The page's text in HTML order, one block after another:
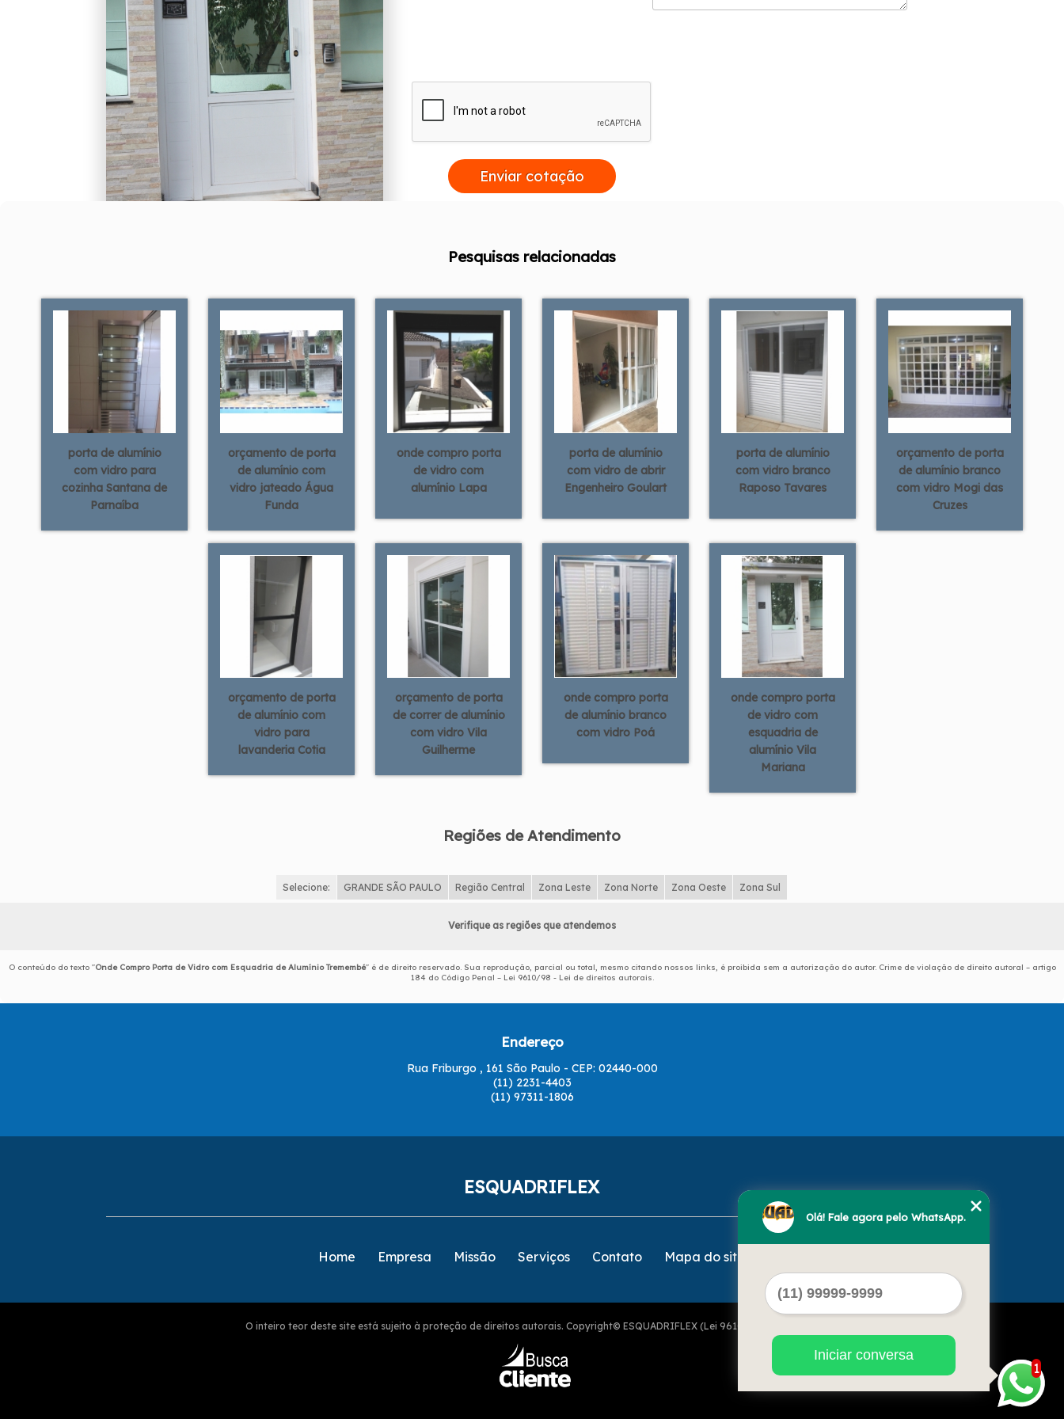
Enviar cotação
Pesquisas relacionadas
porta de alumínio
com vidro para
cozinha Santana de
Parnaíba
orçamento de porta
de alumínio com
vidro jateado Água
Funda
onde compro porta
de vidro com
alumínio Lapa
porta de alumínio
com vidro de abrir
Engenheiro Goulart
porta de alumínio
com vidro branco
Raposo Tavares
orçamento de porta
de alumínio branco
com vidro Mogi das
Cruzes
orçamento de porta
de alumínio com
vidro para
lavanderia Cotia
orçamento de porta
de correr de alumínio
com vidro Vila
Guilherme
onde compro porta
de alumínio branco
com vidro Poá
onde compro porta
de vidro com
esquadria de
alumínio Vila
Mariana
Regiões de Atendimento
Selecione: GRANDE SÃO PAULO Região Central Zona Leste Zona Norte Zona Oeste Zona Sul
Verifique as regiões que atendemos
O conteúdo do texto "Onde Compro Porta de Vidro com Esquadria de Alumínio Tremembé" é de direito reservado. Sua reprodução, parcial ou total, mesmo citando nossos links, é proibida sem a autorização do autor. Crime de violação de direito autoral – artigo
184 do Código Penal – Lei 9610/98 - Lei de direitos autorais.
Endereço
Rua Friburgo , 161 São Paulo - CEP: 02440-000
(11) 2231-4403
(11) 97311-1806
ESQUADRIFLEX
Home Empresa Missão Serviços Contato Mapa do site
O inteiro teor deste site está sujeito à proteção de direitos autorais. Copyright© ESQUADRIFLEX (Lei 9610 de 19/02/1998)
1
Olá! Fale agora pelo WhatsApp.
Iniciar conversa